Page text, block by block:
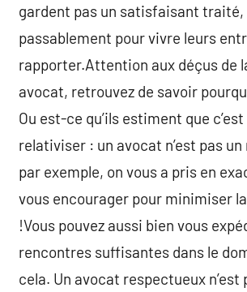
gardent pas un satisfaisant
passablement pour vivre leurs
rapporter.Attention aux déçus de
avocat, retrouvez de savoir
Ou est-ce qu’ils estiment que
relativiser : un avocat n’est pas
par exemple, on vous a pris en
vous encourager pour minimiser
!Vous pouvez aussi bien vous
rencontres suffisantes dans le
cela. Un avocat respectueux